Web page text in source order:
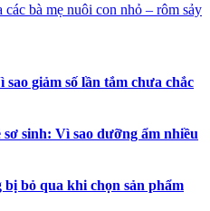
bà mẹ nuôi con nhỏ – rôm sảy
giảm số lần tắm chưa chắc
sinh: Vì sao dưỡng ẩm nhiều
bỏ qua khi chọn sản phẩm